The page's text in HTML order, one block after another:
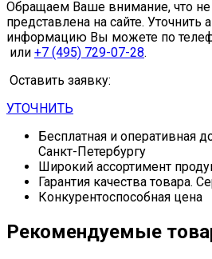
Обращаем Ваше внимание, что не
представлена на сайте. Уточнить
информацию Вы можете по
или +7 (495) 729-07-28.
Оставить заявку:
УТОЧНИТЬ
Бесплатная и оперативная
Санкт-Петербургу
Широкий ассортимент
Гарантия качества товара.
Конкурентоспособная цена
Рекомендуемые